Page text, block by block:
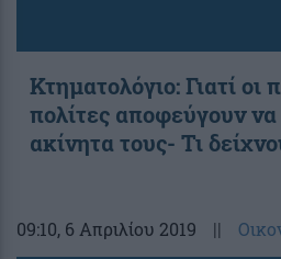
Κτηματολόγιο: Γιατί οι
πολίτες αποφεύγουν
ακίνητα τους- Τι
09:10, 6 Απριλίου 2019 ||